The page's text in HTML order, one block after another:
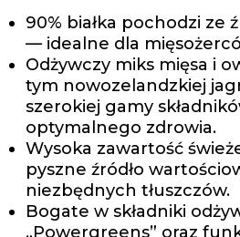
90% białka pochodzi ze
— idealne dla
Odżywczy miks mięsa i
tym nowozelandzkiej
szerokiej gamy
optymalnego zdrowia.
Wysoka zawartość
pyszne źródło
niezbędnych tłuszczów.
Bogate w składniki
„Powergreens” oraz